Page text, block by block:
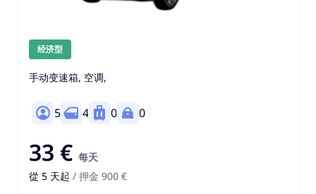
经济型
手动变速箱, 空调,
5 4 0 0
33 € 每天
從 5 天起 / 押金 900 €